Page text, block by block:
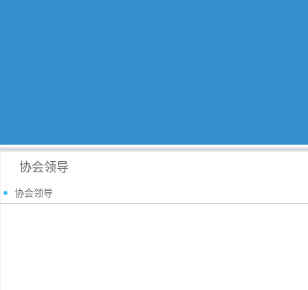
协会领导
​协会领导